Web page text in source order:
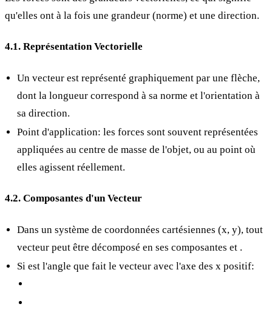
qu'elles ont à la fois une grandeur (norme) et une direction.
4.1. Représentation Vectorielle
Un vecteur est représenté graphiquement par une flèche,
dont la longueur correspond à sa norme et l'orientation à
sa direction.
Point d'application: les forces sont souvent représentées
appliquées au centre de masse de l'objet, ou au point où
elles agissent réellement.
4.2. Composantes d'un Vecteur
Dans un système de coordonnées cartésiennes (x, y), tout
vecteur peut être décomposé en ses composantes et .
Si est l'angle que fait le vecteur avec l'axe des x positif: